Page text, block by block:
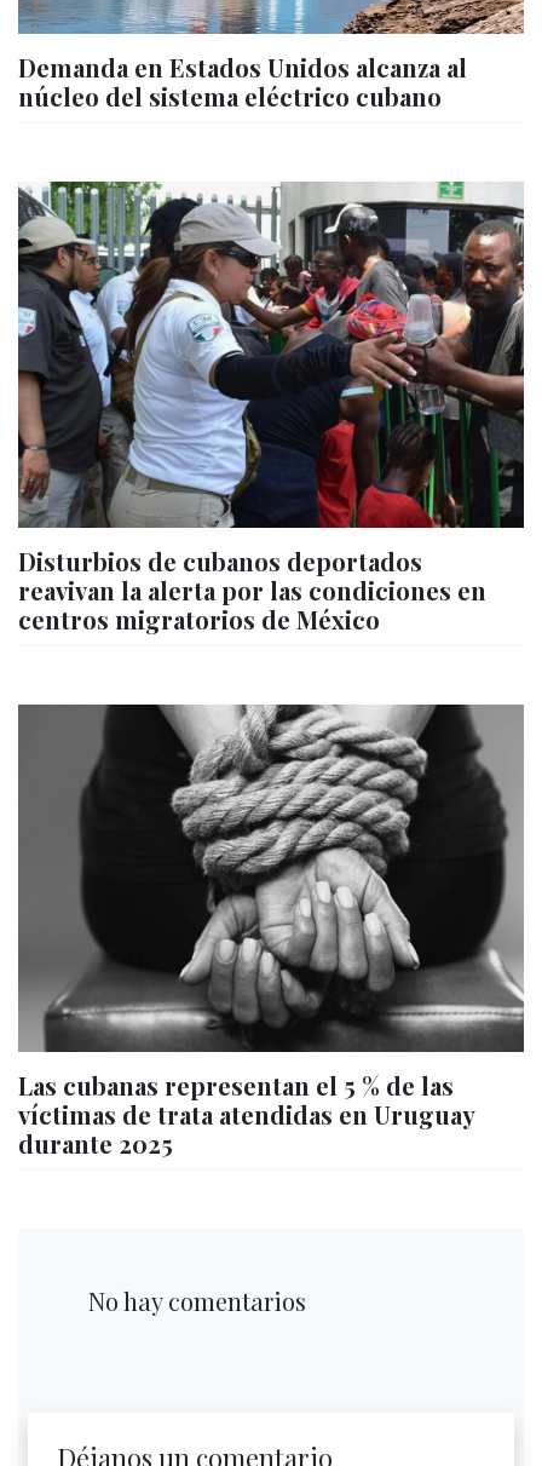
Demanda en Estados Unidos alcanza al
núcleo del sistema eléctrico cubano
Disturbios de cubanos deportados
reavivan la alerta por las condiciones en
centros migratorios de México
Las cubanas representan el 5 % de las
víctimas de trata atendidas en Uruguay
durante 2025
No hay comentarios
Déjanos un comentario